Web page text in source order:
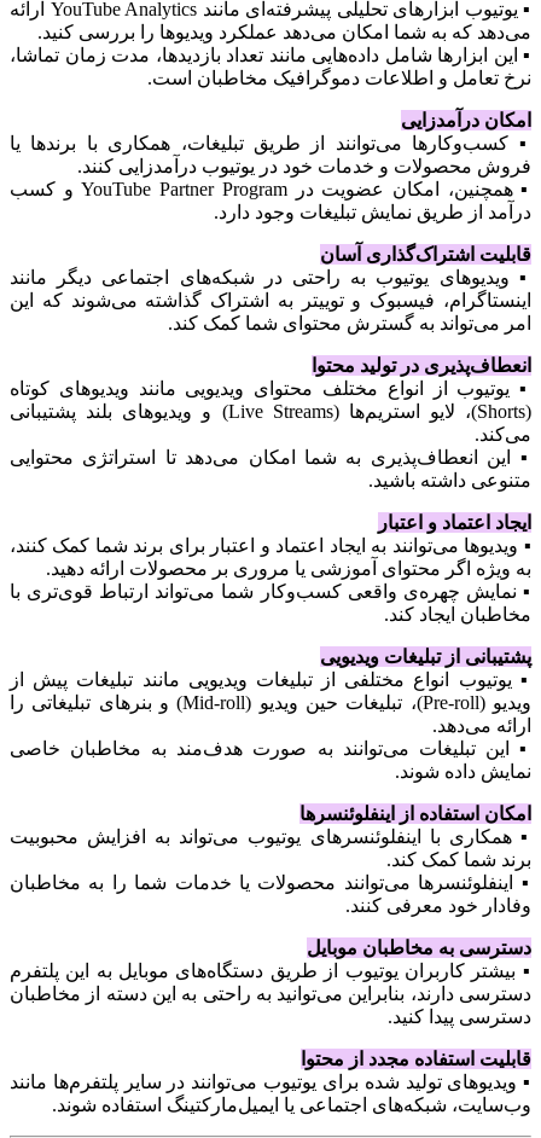
▪️ یوتیوب ابزارهای تحلیلی پیشرفته‌ای مانند YouTube Analytics ارائه
می‌دهد که به شما امکان می‌دهد عملکرد ویدیوها را بررسی کنید.
▪️ این ابزارها شامل داده‌هایی مانند تعداد بازدیدها، مدت زمان تماشا،
نرخ تعامل و اطلاعات دموگرافیک مخاطبان است.
امکان درآمدزایی
▪️ کسب‌وکارها می‌توانند از طریق تبلیغات، همکاری با برندها یا
فروش محصولات و خدمات خود در یوتیوب درآمدزایی کنند.
▪️ همچنین، امکان عضویت در YouTube Partner Program و کسب
درآمد از طریق نمایش تبلیغات وجود دارد.
قابلیت اشتراک‌گذاری آسان
▪️ ویدیوهای یوتیوب به راحتی در شبکه‌های اجتماعی دیگر مانند
اینستاگرام، فیسبوک و توییتر به اشتراک گذاشته می‌شوند که این
امر می‌تواند به گسترش محتوای شما کمک کند.
انعطاف‌پذیری در تولید محتوا
▪️ یوتیوب از انواع مختلف محتوای ویدیویی مانند ویدیوهای کوتاه
(Shorts)، لایو استریم‌ها (Live Streams) و ویدیوهای بلند پشتیبانی
می‌کند.
▪️ این انعطاف‌پذیری به شما امکان می‌دهد تا استراتژی محتوایی
متنوعی داشته باشید.
ایجاد اعتماد و اعتبار
▪️ ویدیوها می‌توانند به ایجاد اعتماد و اعتبار برای برند شما کمک کنند،
به ویژه اگر محتوای آموزشی یا مروری بر محصولات ارائه دهید.
▪️ نمایش چهره‌ی واقعی کسب‌وکار شما می‌تواند ارتباط قوی‌تری با
مخاطبان ایجاد کند.
پشتیبانی از تبلیغات ویدیویی
▪️ یوتیوب انواع مختلفی از تبلیغات ویدیویی مانند تبلیغات پیش از
ویدیو (Pre-roll)، تبلیغات حین ویدیو (Mid-roll) و بنرهای تبلیغاتی را
ارائه می‌دهد.
▪️ این تبلیغات می‌توانند به صورت هدف‌مند به مخاطبان خاصی
نمایش داده شوند.
امکان استفاده از اینفلوئنسرها
▪️ همکاری با اینفلوئنسرهای یوتیوب می‌تواند به افزایش محبوبیت
برند شما کمک کند.
▪️ اینفلوئنسرها می‌توانند محصولات یا خدمات شما را به مخاطبان
وفادار خود معرفی کنند.
دسترسی به مخاطبان موبایل
▪️ بیشتر کاربران یوتیوب از طریق دستگاه‌های موبایل به این پلتفرم
دسترسی دارند، بنابراین می‌توانید به راحتی به این دسته از مخاطبان
دسترسی پیدا کنید.
قابلیت استفاده مجدد از محتوا
▪️ ویدیوهای تولید شده برای یوتیوب می‌توانند در سایر پلتفرم‌ها مانند
وب‌سایت، شبکه‌های اجتماعی یا ایمیل‌مارکتینگ استفاده شوند.